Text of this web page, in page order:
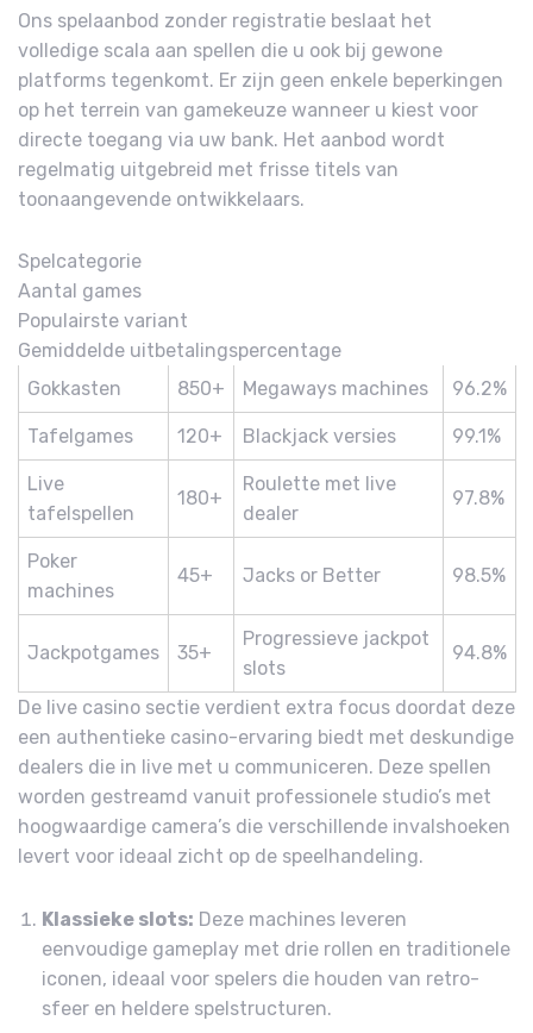
Ons spelaanbod zonder registratie beslaat het
volledige scala aan spellen die u ook bij gewone
platforms tegenkomt. Er zijn geen enkele beperkingen
op het terrein van gamekeuze wanneer u kiest voor
directe toegang via uw bank. Het aanbod wordt
regelmatig uitgebreid met frisse titels van
toonaangevende ontwikkelaars.
Spelcategorie
Aantal games
Populairste variant
Gemiddelde uitbetalingspercentage
Gokkasten
850+ Megaways machines 96.2%
Tafelgames 120+ Blackjack versies 99.1%
Live
tafelspellen
180+
Roulette met live
dealer
97.8%
Poker
machines
45+ Jacks or Better 98.5%
Jackpotgames 35+
Progressieve jackpot
slots
94.8%
De live casino sectie verdient extra focus doordat deze
een authentieke casino-ervaring biedt met deskundige
dealers die in live met u communiceren. Deze spellen
worden gestreamd vanuit professionele studio’s met
hoogwaardige camera’s die verschillende invalshoeken
levert voor ideaal zicht op de speelhandeling.
Klassieke slots: Deze machines leveren
eenvoudige gameplay met drie rollen en traditionele
iconen, ideaal voor spelers die houden van retro-
sfeer en heldere spelstructuren.